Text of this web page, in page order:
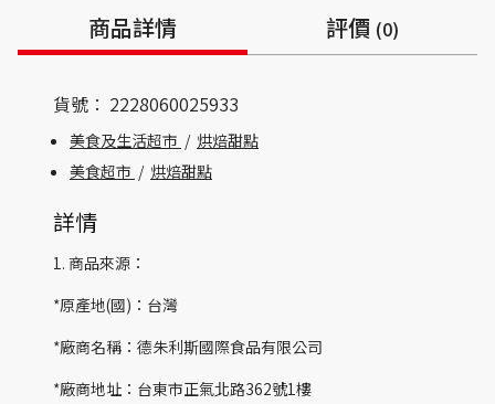
商品詳情 評價 (0)
貨號： 2228060025933
美食及生活超市 / 烘焙甜點
美食超市 / 烘焙甜點
詳情
1. 商品來源：
*原產地(國)：台灣
*廠商名稱：德朱利斯國際食品有限公司
*廠商地址：台東市正氣北路362號1樓